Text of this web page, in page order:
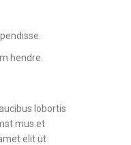
hendre.
lobortis
mus et
elit ut